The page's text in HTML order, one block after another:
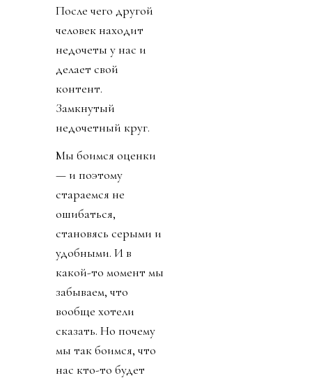
После чего другой
человек находит
недочеты у нас и
делает свой
контент.
Замкнутый
недочетный круг.
Мы боимся оценки
— и поэтому
стараемся не
ошибаться,
становясь серыми и
удобными. И в
какой-то момент мы
забываем, что
вообще хотели
сказать. Но почему
мы так боимся, что
нас кто-то будет